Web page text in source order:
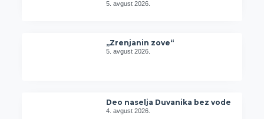
5. avgust 2026.
„Zrenjanin zove“
5. avgust 2026.
Deo naselja Duvanika bez vode
4. avgust 2026.